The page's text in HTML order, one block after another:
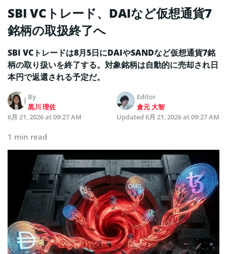
SBI VCトレード、DAIなど仮想通貨7
銘柄の取扱終了へ
SBI VCトレードは8月5日にDAIやSANDなど仮想通貨7銘
柄の取り扱いを終了する。対象銘柄は自動的に売却され日
本円で返還される予定だ。
By
黒川 理佐
Editor
倉元 大智
6月 21, 2026 at 09:27 AM
Updated 6月 21, 2026 at 09:27 AM
1 min read